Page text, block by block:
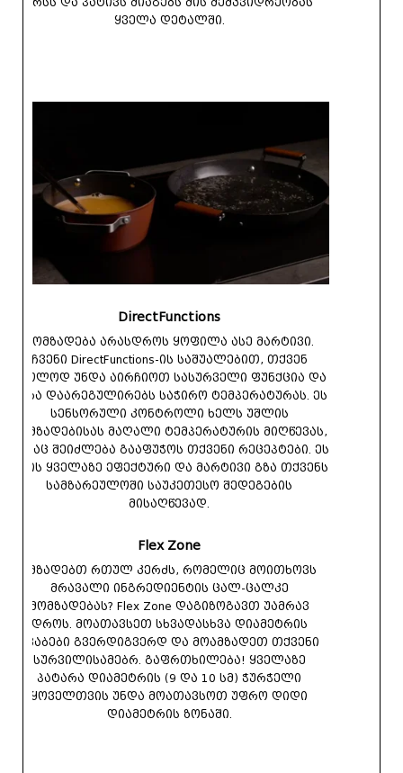
ყველა დეტალში.
DirectFunctions
მომზადება არასდროს ყოფილა ასე მარტივი.
ჩვენი DirectFunctions-ის საშუალებით, თქვენ
მხოლოდ უნდა აირჩიოთ სასურველი ფუნქცია და
ქურა დაარეგულირებს საჭირო ტემპერატურას. ეს
სენსორული კონტროლი ხელს უშლის
მომზადებისას მაღალი ტემპერატურის მიღწევას,
რამაც შეიძლება გააფუჭოს თქვენი რეცეპტები. ეს
არის ყველაზე ეფექტური და მარტივი გზა თქვენს
სამზარეულოში საუკეთესო შედეგების
მისაღწევად.
Flex Zone
ამზადებთ რთულ კერძს, რომელიც მოითხოვს
მრავალი ინგრედიენტის ცალ-ცალკე
მომზადებას? Flex Zone დაგიზოგავთ უამრავ
დროს. მოათავსეთ სხვადასხვა დიამეტრის
ქვაბები გვერდიგვერდ და მოამზადეთ თქვენი
სურვილისამებრ. გაფრთხილება! ყველაზე
პატარა დიამეტრის (9 და 10 სმ) ჭურჭელი
ყოველთვის უნდა მოათავსოთ უფრო დიდი
დიამეტრის ზონაში.